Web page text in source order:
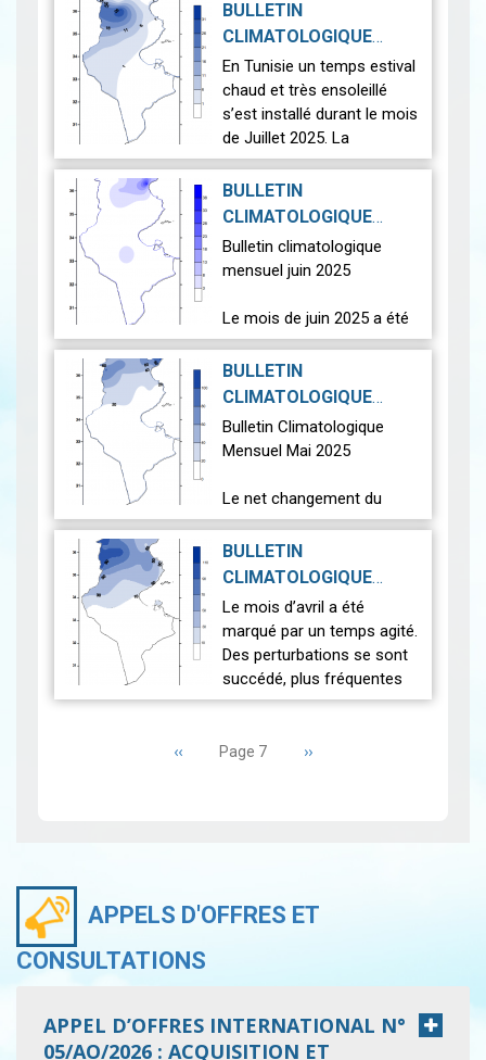
BULLETIN
CLIMATOLOGIQUE
MENSUEL JUILLET 2025
|2025-08-22
En Tunisie un temps estival
chaud et très ensoleillé
s’est installé durant le mois
de Juillet 2025. La
température moyenne
nationale (23 stations
principales), est supérieure
BULLETIN
CLIMATOLOGIQUE
MENSUEL JUIN 2025
2025-07-17
Bulletin climatologique
mensuel juin 2025
Le mois de juin 2025 a été
plus chaud que la normale.
La température moyenne
nationale (26 stations
°C, supé…
BULLETIN
CLIMATOLOGIQUE
MENSUEL MAI 2025|
2025-07-11
Bulletin Climatologique
Mensuel Mai 2025
Le net changement du
temps qui s'est opéré
pendant les mois
précédents a continué
Tunisie a retrouvé des
pluies… Lire
BULLETIN
CLIMATOLOGIQUE
MENSUEL AVRIL 2025
2025-05-19
Le mois d’avril a été
marqué par un temps agité.
Des perturbations se sont
succédé, plus fréquentes
qu’à l’ordinaire sur les
centre. Elles se sont
Page
précédente
‹‹ Page 7 Page
››
APPELS D'OFFRES ET
CONSULTATIONS
APPEL D’OFFRES INTERNATIONAL N°
05/AO/2026 : ACQUISITION ET